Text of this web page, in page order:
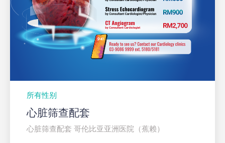
所有性别
心脏筛查配套
心脏筛查配套 哥伦比亚亚洲医院（蕉赖）